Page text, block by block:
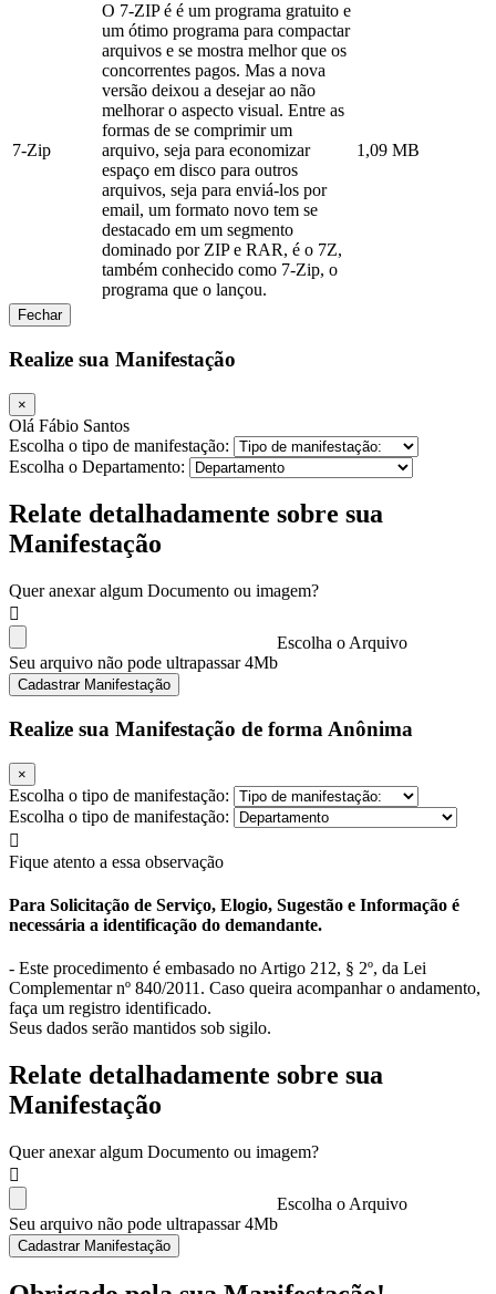
7-Zip
O 7-ZIP é é um programa gratuito e
um ótimo programa para compactar
arquivos e se mostra melhor que os
concorrentes pagos. Mas a nova
versão deixou a desejar ao não
melhorar o aspecto visual. Entre as
formas de se comprimir um
arquivo, seja para economizar
espaço em disco para outros
arquivos, seja para enviá-los por
email, um formato novo tem se
destacado em um segmento
dominado por ZIP e RAR, é o 7Z,
também conhecido como 7-Zip, o
programa que o lançou.
1,09 MB
Fechar
Realize sua Manifestação
×
Olá Fábio Santos
Escolha o tipo de manifestação:
Escolha o Departamento:
Relate detalhadamente sobre sua
Manifestação
Quer anexar algum Documento ou imagem?
Escolha o Arquivo
Seu arquivo não pode ultrapassar 4Mb
Cadastrar Manifestação
Realize sua Manifestação de forma Anônima
×
Escolha o tipo de manifestação:
Escolha o tipo de manifestação:
Fique atento a essa observação
Para Solicitação de Serviço, Elogio, Sugestão e Informação é
necessária a identificação do demandante.
- Este procedimento é embasado no Artigo 212, § 2º, da Lei
Complementar nº 840/2011. Caso queira acompanhar o andamento,
faça um registro identificado.
Seus dados serão mantidos sob sigilo.
Relate detalhadamente sobre sua
Manifestação
Quer anexar algum Documento ou imagem?
Escolha o Arquivo
Seu arquivo não pode ultrapassar 4Mb
Cadastrar Manifestação